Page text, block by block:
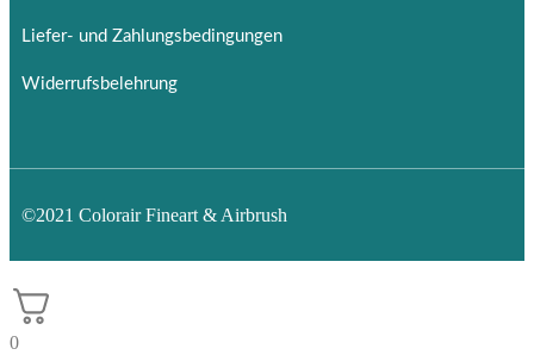
Liefer- und Zahlungsbedingungen
Widerrufsbelehrung
©2021 Colorair Fineart & Airbrush
0